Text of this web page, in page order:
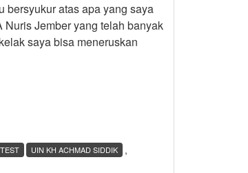
bersyukur atas apa yang saya
Nuris Jember yang telah banyak
saya bisa meneruskan
,
UIN KH ACHMAD SIDDIK